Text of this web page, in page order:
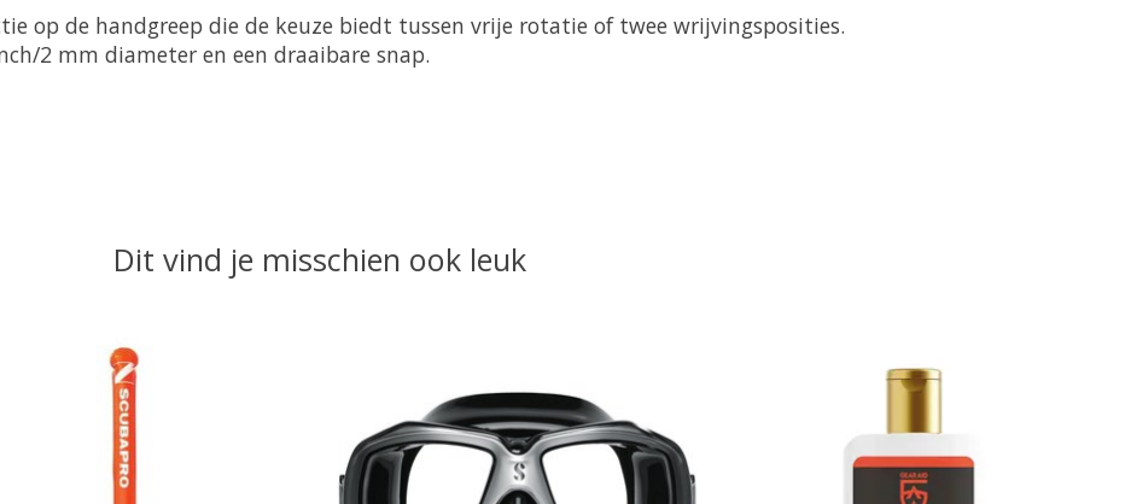
op de handgreep die de keuze biedt tussen vrije rotatie of twee wrijvingsposities.
2 mm diameter en een draaibare snap.
Dit vind je misschien ook leuk